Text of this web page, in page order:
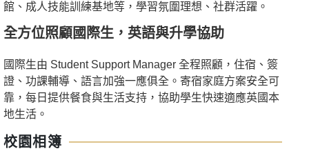
館、成人技能訓練基地等，學習氛圍理想、社群活躍。
全方位照顧國際生，英語與升學協助
國際生由 Student Support Manager 全程照顧，住宿、簽
證、功課輔導、語言加強一應俱全。寄宿家庭方案安全可
靠，每日提供餐食與生活支持，協助學生快速適應英國本
地生活。
校園相簿